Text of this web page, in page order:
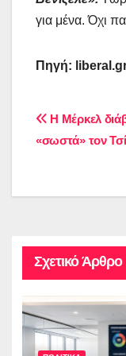
για μένα. Όχι
Πηγή: liberal .
Η Μέρκελ
«σωστά» τον
Σχετικό Άρθρο